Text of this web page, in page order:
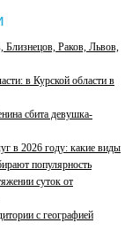
Раков, Львов,
в Курской области в
сбита девушка-
в 2026 году: какие виды
популярность
суток от
с географией